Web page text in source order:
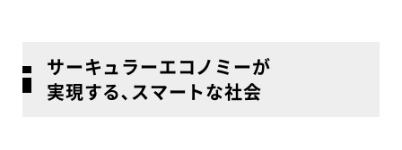
サーキュラーエコノミーが
実現する､スマートな社会